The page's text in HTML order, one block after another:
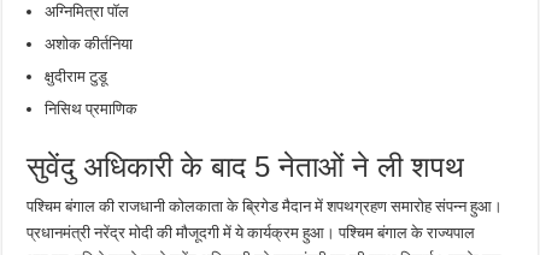
अग्निमित्रा पॉल
अशोक कीर्तनिया
क्षुदीराम टुडू
निसिथ प्रमाणिक
सुवेंदु अधिकारी के बाद 5 नेताओं ने ली शपथ
पश्चिम बंगाल की राजधानी कोलकाता के ब्रिगेड मैदान में शपथग्रहण समारोह संपन्न हुआ।
प्रधानमंत्री नरेंद्र मोदी की मौजूदगी में ये कार्यक्रम हुआ। पश्चिम बंगाल के राज्यपाल